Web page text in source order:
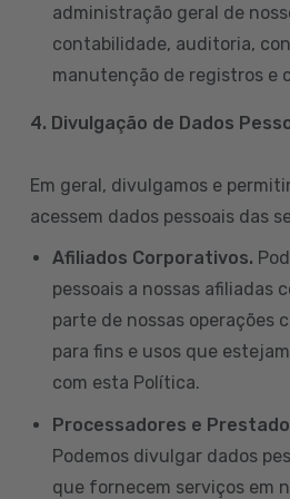
administração geral de
contabilidade, auditoria,
manutenção de registros e
4. Divulgação de Dados
Em geral, divulgamos e
acessem dados pessoais das
Afiliados Corporativos.
pessoais a nossas afiliadas
parte de nossas operações
para fins e usos que
com esta Política.
Processadores e
Podemos divulgar dados
que fornecem serviços em